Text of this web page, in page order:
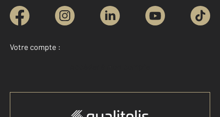
Votre compte :
Accéder à mon compte